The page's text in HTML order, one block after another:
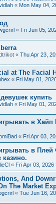
« Mon May 04,
« Fri Jun 05,
« Thu Apr 23,
at The Facial
« Fri May 01,
купить
« Fri May 01,
в
« Fri Apr 03,
в
« Fri Apr 03, 2026
And
The Market
« Tue Jun 16,